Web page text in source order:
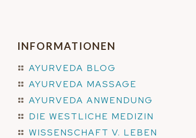
INFORMATIONEN
AYURVEDA BLOG
AYURVEDA MASSAGE
AYURVEDA ANWENDUNG
DIE WESTLICHE MEDIZIN
WISSENSCHAFT V. LEBEN